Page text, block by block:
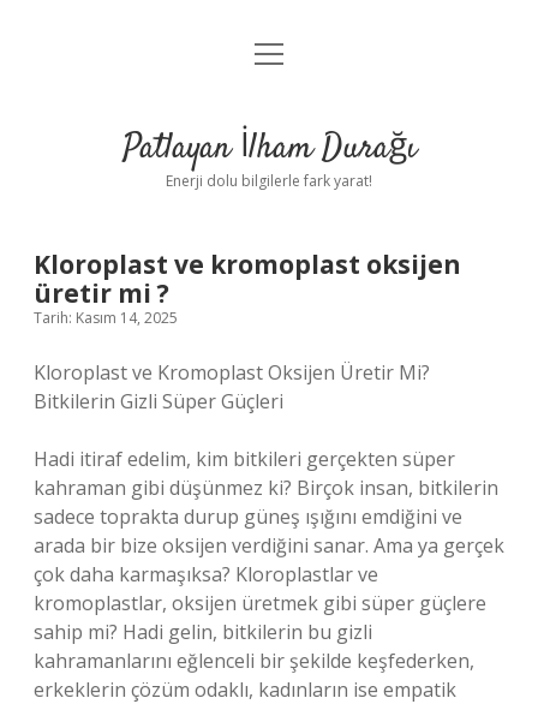
Anasayfa
Yasal Uyarı
menüyü
Patlayan İlham Durağı
Enerji dolu bilgilerle fark yarat!
Kloroplast ve kromoplast oksijen
üretir mi ?
Tarih: Kasım 14, 2025
Kloroplast ve Kromoplast Oksijen Üretir Mi?
Bitkilerin Gizli Süper Güçleri
Hadi itiraf edelim, kim bitkileri gerçekten süper
kahraman gibi düşünmez ki? Birçok insan, bitkilerin
sadece toprakta durup güneş ışığını emdiğini ve
arada bir bize oksijen verdiğini sanar. Ama ya gerçek
çok daha karmaşıksa? Kloroplastlar ve
kromoplastlar, oksijen üretmek gibi süper güçlere
sahip mi? Hadi gelin, bitkilerin bu gizli
kahramanlarını eğlenceli bir şekilde keşfederken,
erkeklerin çözüm odaklı, kadınların ise empatik